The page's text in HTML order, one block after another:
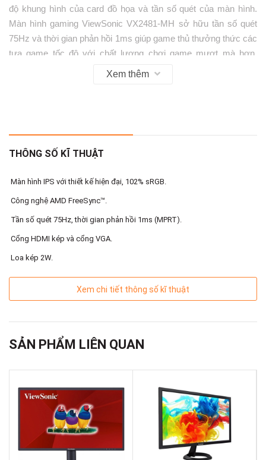
độ khung hình của card đồ họa và tần số quét của màn hình.
Màn hình gaming ViewSonic VX2481-MH sở hữu tần số quét
75Hz và thời gian phản hồi 1ms giúp game thủ thưởng thức các
tựa game tốc độ với chất lượng chơi game mượt mà hơn.
VX2481-MH còn được trang bị công nghệ ViewMode độc
nhức đầu khi ngồi lâu trước màn hình máy tính. ViewSonic
nối kép HDMI (1.4), VGA giúp kết nối dễ dàng với các loại card
đồ họa cao cấp. Màn hình máy tính được trang bị treo tường
VESA, người dùng co thể linh hoạt sử dụng trong mọi tình
Xem thêm
THÔNG SỐ KĨ THUẬT
Màn hình IPS với thiết kế hiện đại, 102% sRGB.
Công nghệ AMD FreeSync™.
Tần số quét 75Hz, thời gian phản hồi 1ms (MPRT).
Cổng HDMI kép và cổng VGA.
Loa kép 2W.
Xem chi tiết thông số kĩ thuật
SẢN PHẨM LIÊN QUAN